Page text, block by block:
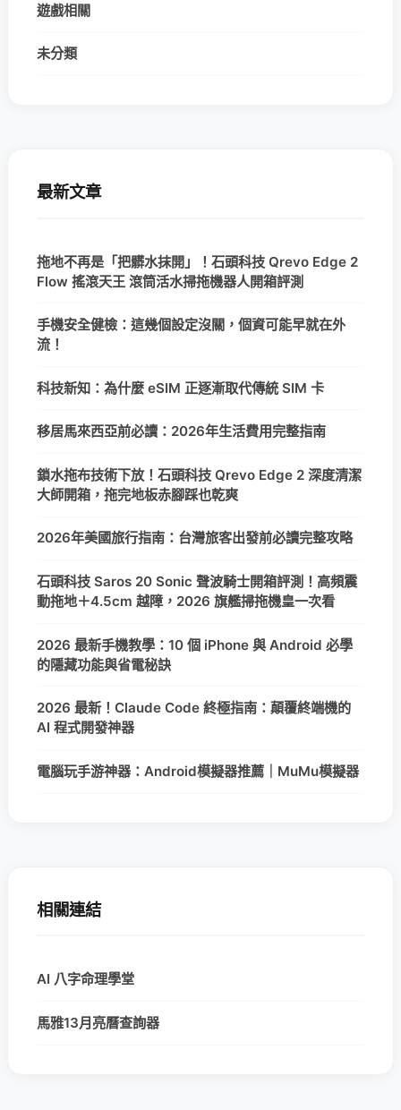
遊戲相關
未分類
最新文章
拖地不再是「把髒水抹開」！石頭科技 Qrevo Edge 2
Flow 搖滾天王 滾筒活水掃拖機器人開箱評測
手機安全健檢：這幾個設定沒關，個資可能早就在外
流！
科技新知：為什麼 eSIM 正逐漸取代傳統 SIM 卡
移居馬來西亞前必讀：2026年生活費用完整指南
鎖水拖布技術下放！石頭科技 Qrevo Edge 2 深度清潔
大師開箱，拖完地板赤腳踩也乾爽
2026年美國旅行指南：台灣旅客出發前必讀完整攻略
石頭科技 Saros 20 Sonic 聲波騎士開箱評測！高頻震
動拖地＋4.5cm 越障，2026 旗艦掃拖機皇一次看
2026 最新手機教學：10 個 iPhone 與 Android 必學
的隱藏功能與省電秘訣
2026 最新！Claude Code 終極指南：顛覆終端機的
AI 程式開發神器
電腦玩手游神器：Android模擬器推薦｜MuMu模擬器
相關連結
AI 八字命理學堂
馬雅13月亮曆查詢器